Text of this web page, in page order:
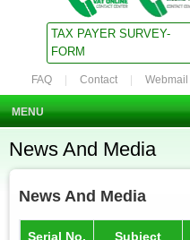
TAX PAYER SURVEY-
FORM
FAQ Contact Webmail
MENU
News And Media
News And Media
Serial No. Subject